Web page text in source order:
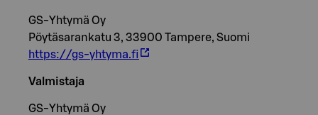
GS-Yhtymä Oy
Pöytäsarankatu 3, 33900 Tampere, Suomi
https://gs-yhtyma.fi
Valmistaja
GS-Yhtymä Oy